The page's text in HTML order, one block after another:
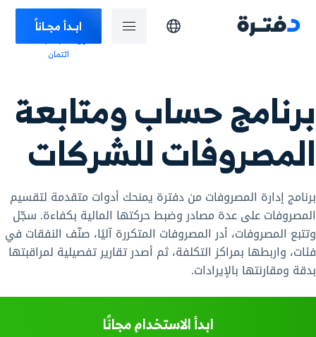
ابـدأ مجـاناً
دون الحاجة لبطاقة
ائتمان
برنامج حساب ومتابعة
المصروفات للشركات
برنامج إدارة المصروفات من دفترة يمنحك أدوات متقدمة لتقسيم
المصروفات على عدة مصادر وضبط حركتها المالية بكفاءة. سجّل
وتتبع المصروفات، أدر المصروفات المتكررة آليًا، صنّف النفقات في
فئات، واربطها بمراكز التكلفة، ثم أصدر تقارير تفصيلية لمراقبتها
بدقة ومقارنتها بالإيرادات.
ابدأ الاستخدام مجانًا